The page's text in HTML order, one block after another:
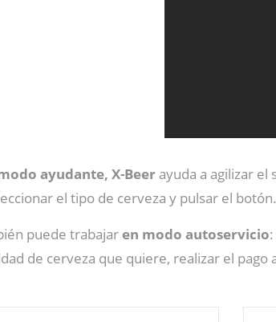
ayudante, X-Beer ayuda a agilizar
el tipo de cerveza y pulsar el botón.
puede trabajaren modo autoservicio
de cerveza que quiere, realizar el